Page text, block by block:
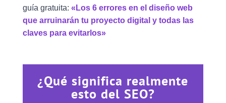
guía gratuita: «Los 6 errores en el diseño web
que arruinarán tu proyecto digital y todas las
claves para evitarlos»
¿Qué significa realmente
esto del SEO?